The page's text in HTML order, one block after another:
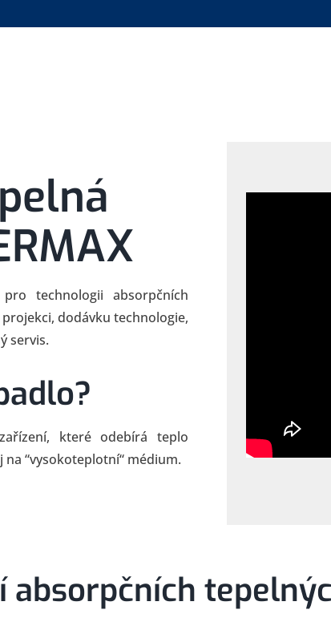
technologii absorpčních
dodávku technologie,
servis.
které odebírá teplo
“vysokoteplotní“ médium.
absorpčních